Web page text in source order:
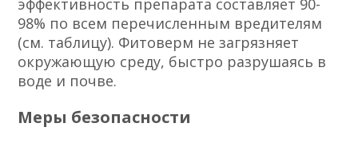
эффективность препарата составляет 90-
98% по всем перечисленным вредителям
(см. таблицу). Фитоверм не загрязняет
окружающую среду, быстро разрушаясь в
воде и почве.
Меры безопасности